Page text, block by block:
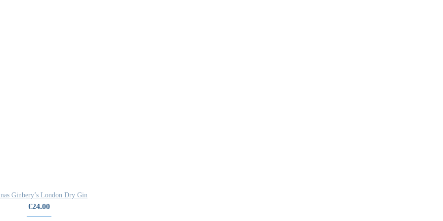
Ginbery’s London Dry Gin
€24.00